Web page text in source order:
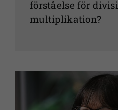
förståelse för
multiplikation?